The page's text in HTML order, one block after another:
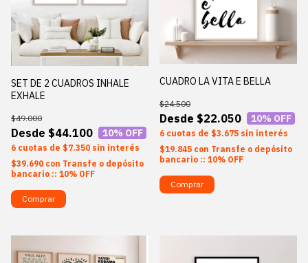
SET DE 2 CUADROS INHALE
EXHALE
$44.100
$49.000
10% OFF
6 $7.350 sin interés
$39.690 con Transfe o depósito
bancario :: 10% OFF
Comprar
CUADRO LA VITA E BELLA
$22.050
$24.500
10% OFF
6 $3.675 sin interés
$19.845 con Transfe o depósito
bancario :: 10% OFF
Comprar